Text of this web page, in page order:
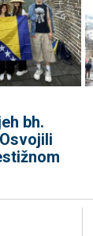
bh.